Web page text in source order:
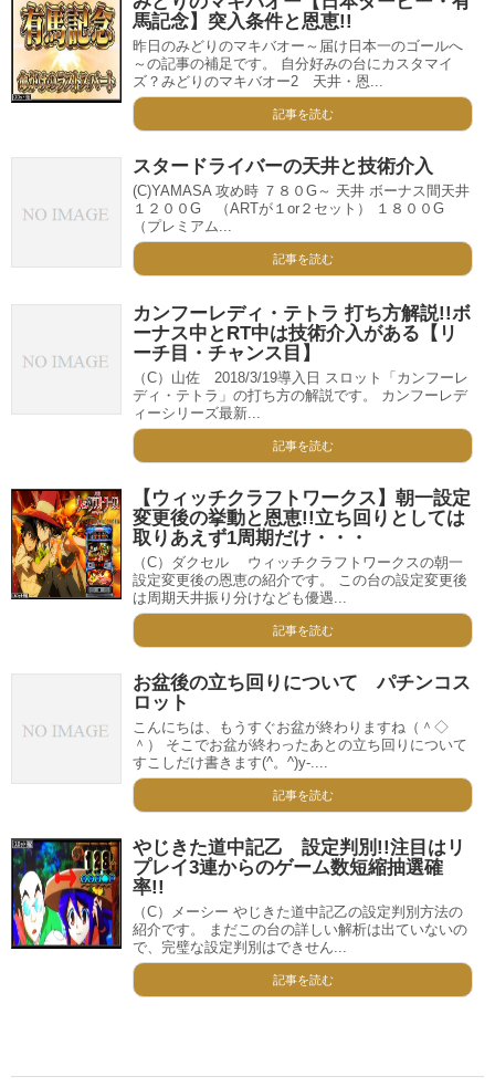
馬記念】突入条件と恩恵!!
昨日のみどりのマキバオー～届け日本一のゴールへ
～の記事の補足です。 自分好みの台にカスタマイ
ズ？みどりのマキバオー2 天井・恩...
記事を読む
スタードライバーの天井と技術介入
(C)YAMASA 攻め時 ７８０G～ 天井 ボーナス間天井
１２００G （ARTが１or２セット） １８００G
（プレミアム...
記事を読む
カンフーレディ・テトラ 打ち方解説!!ボ
ーナス中とRT中は技術介入がある【リ
ーチ目・チャンス目】
（C）山佐 2018/3/19導入日 スロット「カンフーレ
ディ・テトラ」の打ち方の解説です。 カンフーレデ
ィーシリーズ最新...
記事を読む
【ウィッチクラフトワークス】朝一設定
変更後の挙動と恩恵!!立ち回りとしては
取りあえず1周期だけ・・・
（C）ダクセル ウィッチクラフトワークスの朝一
設定変更後の恩恵の紹介です。 この台の設定変更後
は周期天井振り分けなども優遇...
記事を読む
お盆後の立ち回りについて パチンコス
ロット
こんにちは、もうすぐお盆が終わりますね（＾◇
＾） そこでお盆が終わったあとの立ち回りについて
すこしだけ書きます(^。^)y-....
記事を読む
やじきた道中記乙 設定判別!!注目はリ
プレイ3連からのゲーム数短縮抽選確
率!!
（C）メーシー やじきた道中記乙の設定判別方法の
紹介です。 まだこの台の詳しい解析は出ていないの
で、完璧な設定判別はできせん...
記事を読む